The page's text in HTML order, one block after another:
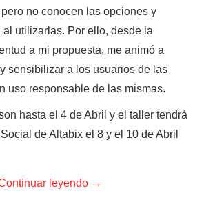
no conocen las opciones y
utilizarlas. Por ello, desde la
a mi propuesta, me animó a
sensibilizar a los usuarios de las
uso responsable de las mismas.
hasta el 4 de Abril y el taller tendrá
de Altabix el 8 y el 10 de Abril
leyendo →